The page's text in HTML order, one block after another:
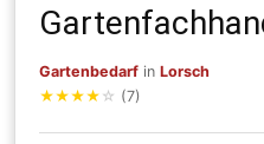
Gartenbedarf inLorsch
★★★★ ☆ (7)